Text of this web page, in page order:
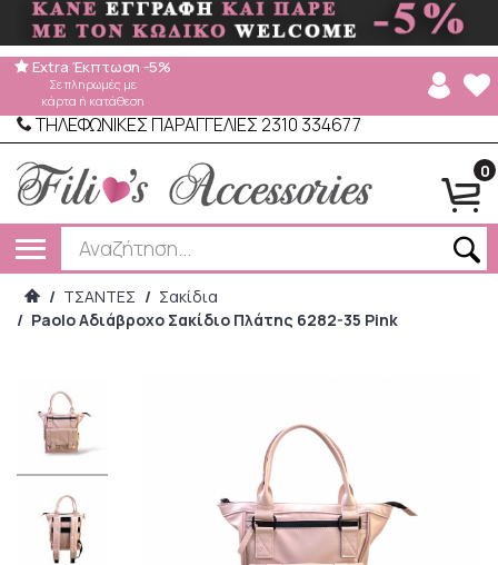
ΤΗΛΕΦΩΝΙΚΕΣ ΠΑΡΑΓΓΕΛΙΕΣ 2310 334677
0
Extra Έκπτωση -5%
Σε πληρωμές με
κάρτα ή κατάθεση
/ ΤΣΑΝΤΕΣ / Σακίδια
/ Paolo Αδιάβροχο Σακίδιο Πλάτης 6282-35 Pink